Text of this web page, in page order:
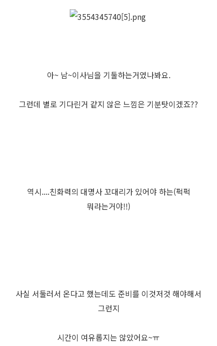
아~ 남~이사님을 기둘하는거였나봐요.
그런데 별로 기다린거 같지 않은 느낌은 기분탓이겠죠??
역시....친화력의 대명사 꼬대리가 있어야 하는(퍽퍽
뭐라는거야!!)
사실 서둘러서 온다고 했는데도 준비를 이것저것 해야해서
그런지
시간이 여유롭지는 않았어요~ㅠ